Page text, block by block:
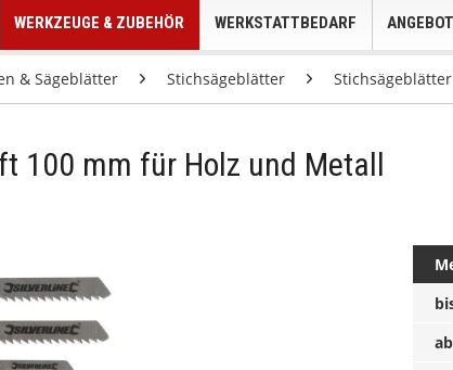
WERKZEUGE & ZUBEHÖR WERKSTATTBEDARF
& Sägeblätter Stichsägeblätter
100 mm für Holz und Metall
ab